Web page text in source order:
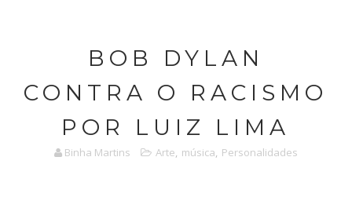
BOB DYLAN
CONTRA O RACISMO
POR LUIZ LIMA
Binha Martins Arte, música, Personalidades